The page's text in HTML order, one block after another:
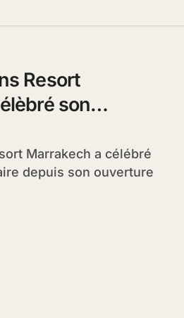
Resort
son
depuis son ouverture